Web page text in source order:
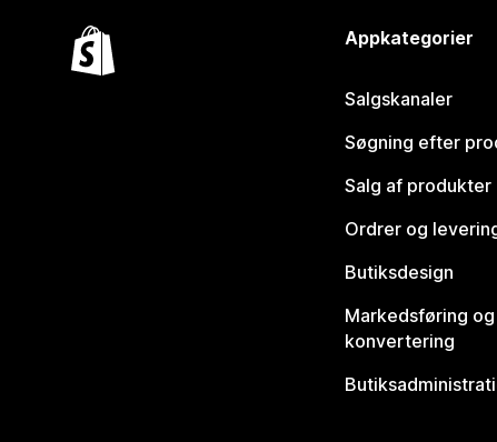
Appkategorier
Salgskanaler
Søgning efter
Salg af produkter
Ordrer og
Butiksdesign
Markedsføring og
konvertering